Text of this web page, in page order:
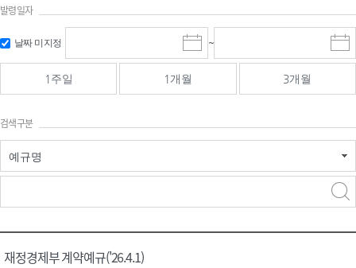
발령일자
날짜 미지정
시
작
일
선
~
마
감
선
1주일 1개월 3개월
검색구분
예규명
재정경제부 계약예규('26.4.1)